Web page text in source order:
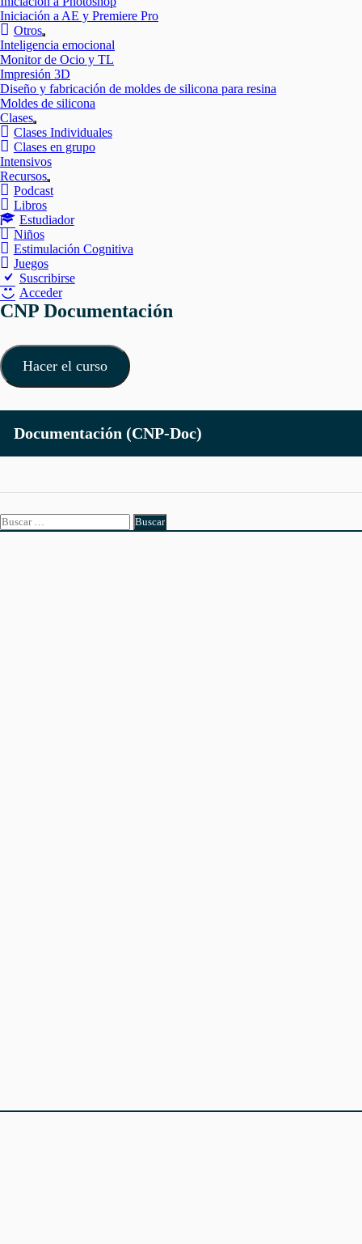
Iniciación a AE y Premiere Pro
Otros
Mostrar
el
submenú
Inteligencia emocional
Monitor de Ocio y TL
Impresión 3D
Diseño y fabricación de moldes de silicona para resina
Moldes de silicona
Clases
Mostrar
el
submenú
Clases Individuales
Clases en grupo
Intensivos
Recursos
Mostrar
el
Podcast
Libros
Estudiador
Niños
Estimulación Cognitiva
Juegos
Suscribirse
Acceder
CNP Documentación
Hacer el curso
Documentación (CNP-Doc)
Buscar: